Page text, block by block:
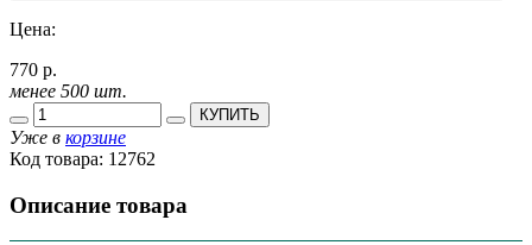
Цена:
770 р.
менее 500 шт.
КУПИТЬ
Уже в корзине
Код товара: 12762
Описание товара